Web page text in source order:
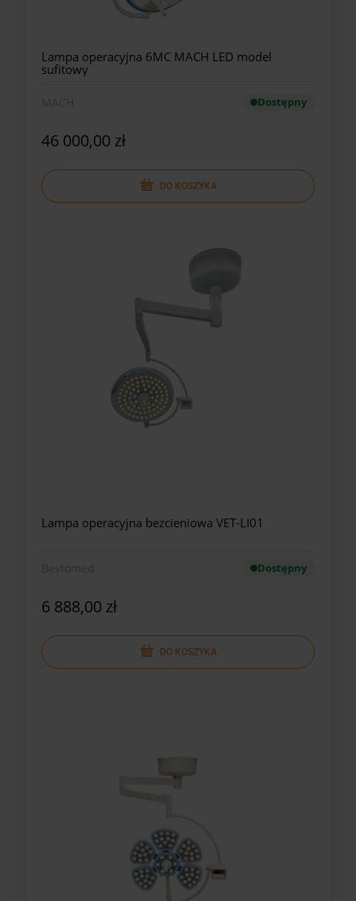
Lampa operacyjna 6MC MACH LED model
sufitowy
Dostępny
46 000,00 zł
DO KOSZYKA
Lampa operacyjna bezcieniowa VET-LI01
Dostępny
6 888,00 zł
DO KOSZYKA